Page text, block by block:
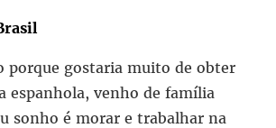
porque gostaria muito de obter
espanhola, venho de família
sonho é morar e trabalhar na